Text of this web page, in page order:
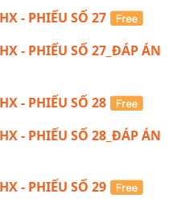
- PHIẾU SỐ 27
- PHIẾU SỐ 27_ĐÁP ÁN
- PHIẾU SỐ 28
- PHIẾU SỐ 28_ĐÁP ÁN
- PHIẾU SỐ 29